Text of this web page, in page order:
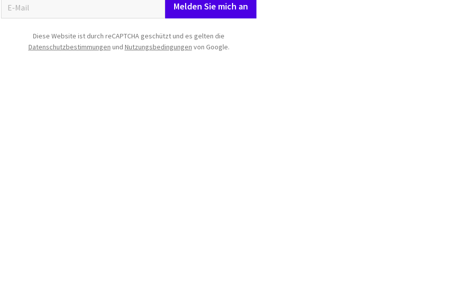
Melden Sie mich an
Diese Website ist durch reCAPTCHA geschützt und es gelten die
Datenschutzbestimmungen und Nutzungsbedingungen von Google.